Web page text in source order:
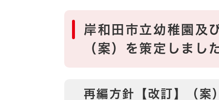
岸和田市立幼稚園及
（案）を策定しまし
再編方針【改訂】（案